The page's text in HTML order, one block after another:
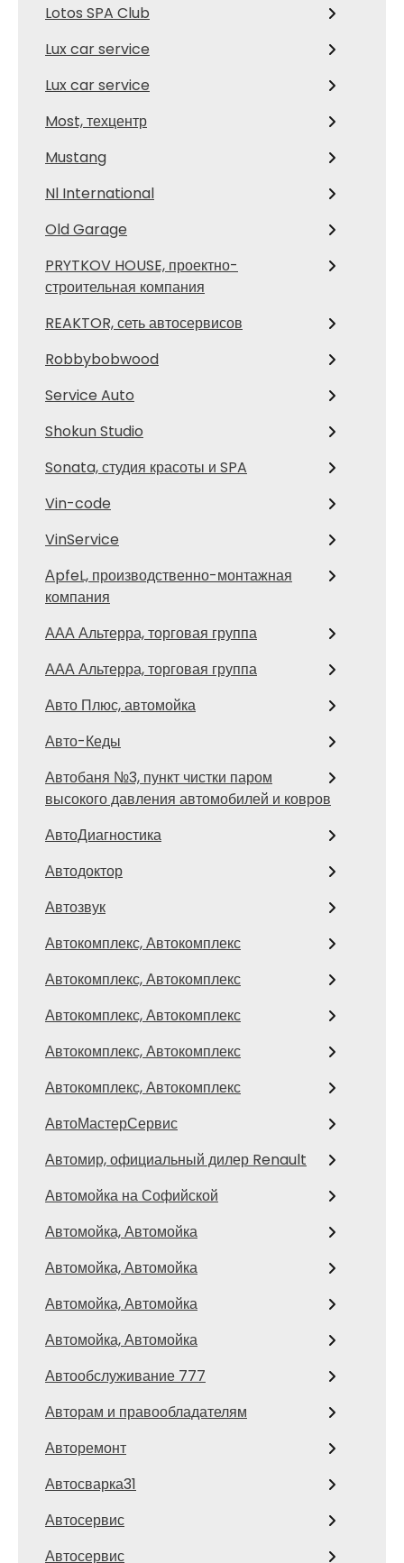
Lotos SPA Club
Lux car service
Lux car service
Most, техцентр
Mustang
Nl International
Old Garage
PRYTKOV HOUSE, проектно-
строительная компания
REAKTOR, сеть автосервисов
Robbybobwood
Service Auto
Shokun Studio
Sonata, студия красоты и SPA
Vin-code
VinService
АpfeL, производственно-монтажная
компания
ААА Альтерра, торговая группа
ААА Альтерра, торговая группа
Авто Плюс, автомойка
Авто-Кеды
Автобаня №3, пункт чистки паром
высокого давления автомобилей и ковров
АвтоДиагностика
Автодоктор
Автозвук
Автокомплекс, Автокомплекс
Автокомплекс, Автокомплекс
Автокомплекс, Автокомплекс
Автокомплекс, Автокомплекс
Автокомплекс, Автокомплекс
АвтоМастерСервис
Автомир, официальный дилер Renault
Автомойка на Софийской
Автомойка, Автомойка
Автомойка, Автомойка
Автомойка, Автомойка
Автомойка, Автомойка
Автообслуживание 777
Авторам и правообладателям
Авторемонт
Автосварка31
Автосервис
Автосервис